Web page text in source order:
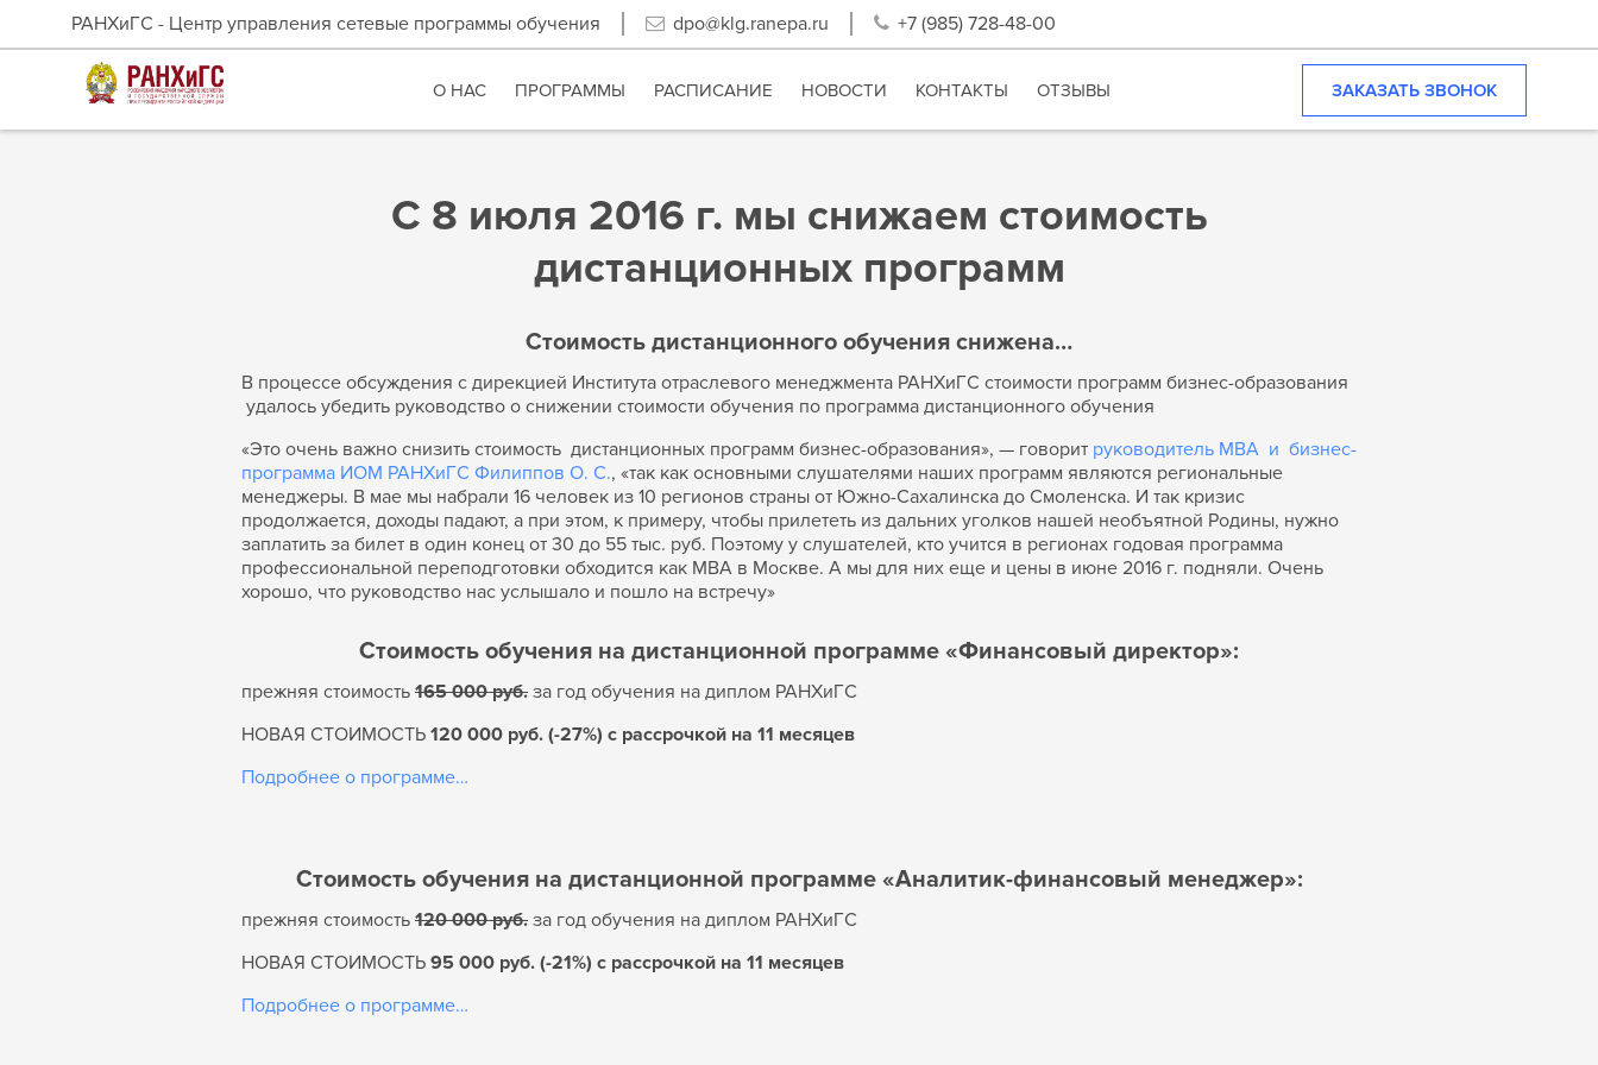
РАНХиГС - Центр управления сетевые программы обучения dpo@klg.ranepa.ru +7 (985) 728-48-00
О НАС ПРОГРАММЫ РАСПИСАНИЕ НОВОСТИ КОНТАКТЫ ОТЗЫВЫ ЗАКАЗАТЬ ЗВОНОК
С 8 июля 2016 г. мы снижаем стоимость
дистанционных программ
Стоимость дистанционного обучения снижена…
В процессе обсуждения с дирекцией Института отраслевого менеджмента РАНХиГС стоимости программ бизнес-образования
удалось убедить руководство о снижении стоимости обучения по программа дистанционного обучения
«Это очень важно снизить стоимость дистанционных программ бизнес-образования», — говорит руководитель MBA и бизнес-
программа ИОМ РАНХиГС Филиппов О. С., «так как основными слушателями наших программ являются региональные
менеджеры. В мае мы набрали 16 человек из 10 регионов страны от Южно-Сахалинска до Смоленска. И так кризис
продолжается, доходы падают, а при этом, к примеру, чтобы прилететь из дальних уголков нашей необъятной Родины, нужно
заплатить за билет в один конец от 30 до 55 тыс. руб. Поэтому у слушателей, кто учится в регионах годовая программа
профессиональной переподготовки обходится как MBA в Москве. А мы для них еще и цены в июне 2016 г. подняли. Очень
хорошо, что руководство нас услышало и пошло на встречу»
Стоимость обучения на дистанционной программе «Финансовый директор»:
прежняя стоимость 165 000 руб. за год обучения на диплом РАНХиГС
НОВАЯ СТОИМОСТЬ 120 000 руб. (-27%) с рассрочкой на 11 месяцев
Подробнее о программе…
Стоимость обучения на дистанционной программе «Аналитик-финансовый менеджер»:
прежняя стоимость 120 000 руб. за год обучения на диплом РАНХиГС
НОВАЯ СТОИМОСТЬ 95 000 руб. (-21%) с рассрочкой на 11 месяцев
Подробнее о программе…